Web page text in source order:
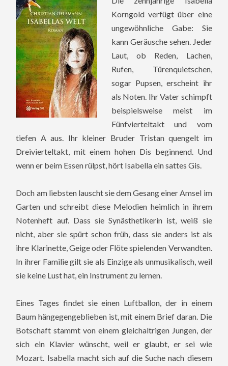
Korngold verfügt über eine
ungewöhnliche Gabe: Sie
kann Geräusche sehen. Jeder
Laut, ob Reden, Lachen,
Rufen, Türenquietschen,
sogar Pupsen, erscheint ihr
als Noten. Ihr Vater schimpft
beispielsweise meist im
Fünfvierteltakt und vom
tiefen A aus. Ihr kleiner Bruder Tristan quengelt im
Dreivierteltakt, mit einem hohen Dis beginnend. Und
wenn er beim Essen rülpst, hört Isabella ein sattes Gis.
Doch am liebsten lauscht sie dem Gesang einer Amsel im
Garten und schreibt diese Melodien heimlich in ihrem
Notenheft auf. Dass sie Synästhetikerin ist, weiß sie
nicht, aber sie spürt schon früh, dass sie anders ist als
ihre Klarinette, Geige oder Flöte spielenden Verwandten.
In ihrer Familie gilt sie als Einzige als unmusikalisch, weil
sie keine Lust hat, ein Instrument zu lernen.
Eines Tages findet sie einen Luftballon, der in einem
Baum hängegengeblieben ist, mit einem Brief daran. Die
Botschaft stammt von einem gleichaltrigen Jungen, der
sich ein Klavier wünscht, weil er glaubt, er sei wie
Mozart. Isabella macht sich auf die Suche nach diesem